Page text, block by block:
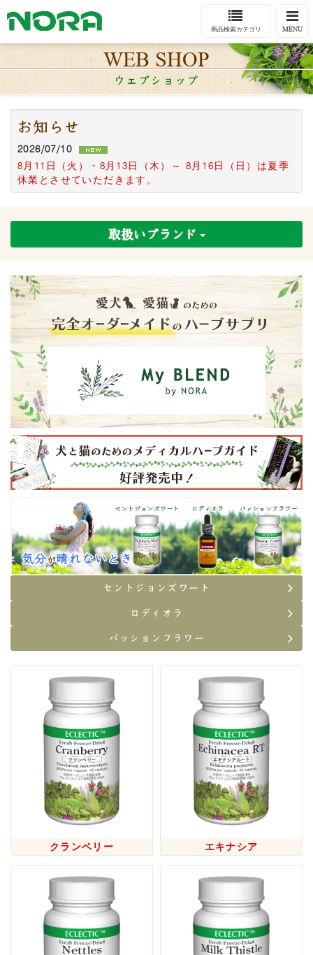
MENU
商品検索カテゴリ
WEB SHOP
ウェブショップ
お知らせ
2026/07/10
8月11日（火）・8月13日（木）～ 8月16日（日）は夏季
休業とさせていただきます。
マイブレンド価格改定のお知らせ
2026/02/20
価格改定のお知らせ
2025/11/13
12月27日（土）～1月4日（日）は冬季休業とさせていた
だきます
2025/09/03
ノラ・オリジナルズに新商品が登場！
2025/09/03
エクレクティックに新商品が登場！
2025/08/04
ペット向けハーブブレンドに新商品が登場！
キッズエキナシアプレミアムブレンド 1オンス 仕様変更
のお知らせ
2025/07/10
8月13日（水）～ 8月17日（日）は夏季休業とさせてい
2025/03/31
LINE友だち限定クーポン配布中！
2025/03/31
メディカルハーブハンドブック発売
2025/03/25
インターペット2025（4/3～6、東京ビッグサイト）に出
展します
2025/02/20
Animal Essentials ナチュラルカルシウム340・グリー
2024/11/08
完全オーダーメイドのペット向けハーブサプリ新登場
2024/11/15
12月28日（土）～1月5日（日）は冬季休業とさせていた
だきます
2024/10/01
取扱いブランド
セントジョンズワート
ロディオラ
パッションフラワー
クランベリー エキナシア